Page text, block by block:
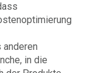
in die